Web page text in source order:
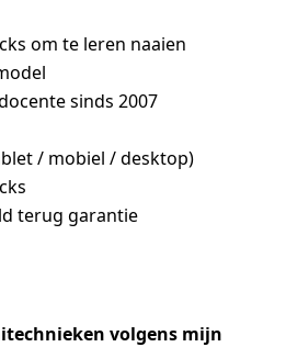
om te leren naaien
sinds 2007
/ mobiel / desktop)
terug garantie
volgens mijn